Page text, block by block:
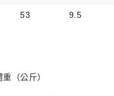
53 9.5
（公斤）